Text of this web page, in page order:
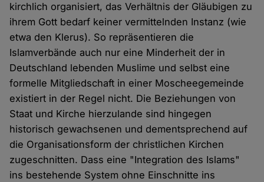
kirchlich organisiert, das Verhältnis der Gläubigen zu
ihrem Gott bedarf keiner vermittelnden Instanz (wie
etwa den Klerus). So repräsentieren die
Islamverbände auch nur eine Minderheit der in
Deutschland lebenden Muslime und selbst eine
formelle Mitgliedschaft in einer Moscheegemeinde
existiert in der Regel nicht. Die Beziehungen von
Staat und Kirche hierzulande sind hingegen
historisch gewachsenen und dementsprechend auf
die Organisationsform der christlichen Kirchen
zugeschnitten. Dass eine "Integration des Islams"
ins bestehende System ohne Einschnitte ins